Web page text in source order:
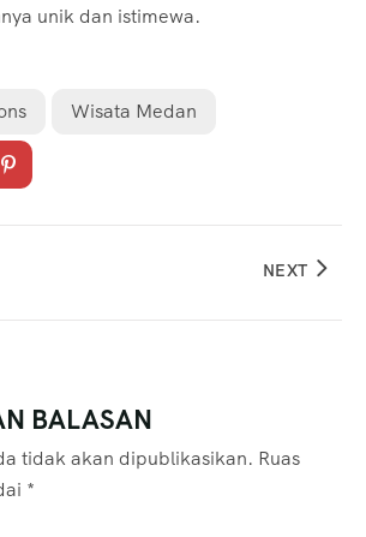
unik dan istimewa.
Wisata Medan
NEXT
BALASAN
tidak akan dipublikasikan. Ruas
*